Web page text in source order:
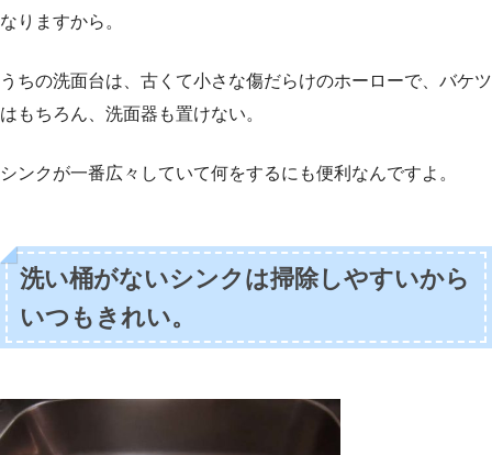
なりますから。
うちの洗面台は、古くて小さな傷だらけのホーローで、バケツ
はもちろん、洗面器も置けない。
シンクが一番広々していて何をするにも便利なんですよ。
洗い桶がないシンクは掃除しやすいから
いつもきれい。